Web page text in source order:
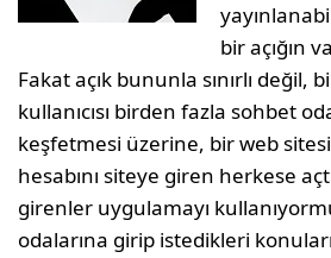
bir açığın
Fakat açık bununla sınırlı değil,
kullanıcısı birden fazla sohbet
keşfetmesi üzerine, bir web
hesabını siteye giren herkese
girenler uygulamayı
odalarına girip istedikleri